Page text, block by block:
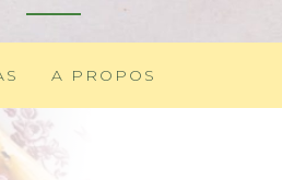
A PROPOS